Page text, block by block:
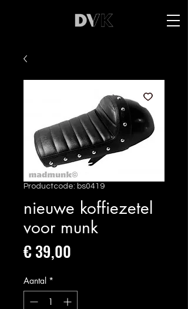
Productcode: bs0419
nieuwe koffiezetel
voor munk
€ 39,00
Aantal *